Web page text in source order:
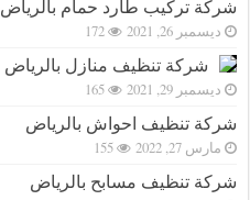
شركة تركيب طارد حمام بالرياض
ديسمبر 26, 2021 172
شركة تنظيف منازل بالرياض
ديسمبر 29, 2021 165
شركة تنظيف احواش بالرياض
مارس 27, 2022 155
شركة تنظيف مسابح بالرياض